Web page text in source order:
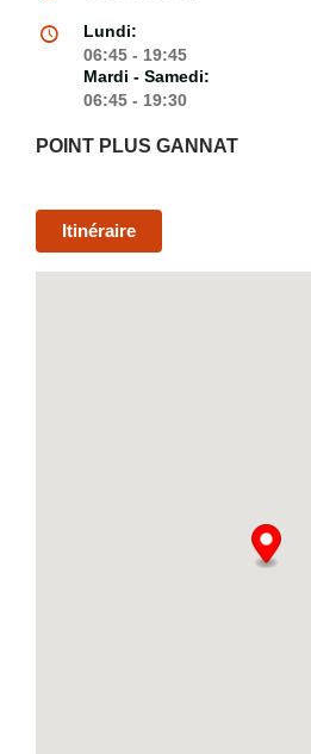
Lundi:
06:45 - 19:45
Mardi - Samedi:
06:45 - 19:30
POINT PLUS GANNAT
Itinéraire